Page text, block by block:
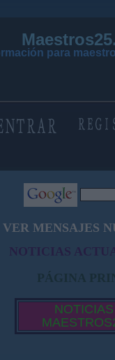
para
VER MENSAJES
NOTICIAS
PÁGINA
NOTICIAS